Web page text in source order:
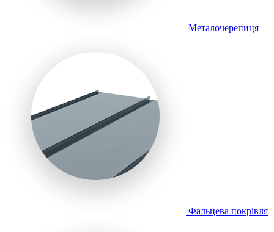
Металочерепиця
Фальцева покрівля